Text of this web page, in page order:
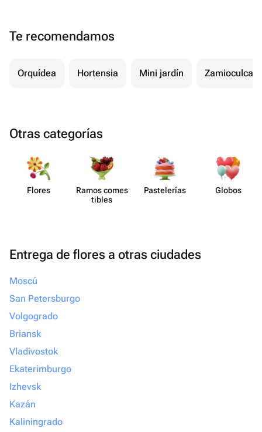
Te recomendamos
Orquídea Hortensia Mini jardín Zamioculcas
Otras categorías
Flores
Ramos comes​
tibles
Paste​lerías Globos
Entrega de flores a otras ciudades
Moscú
San Petersburgo
Volgogrado
Briansk
Vladivostok
Ekaterimburgo
Izhevsk
Kazán
Kaliningrado